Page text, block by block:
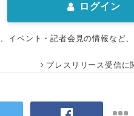
ログイン
イベント・記者会見の情報など
プレスリリース受信に